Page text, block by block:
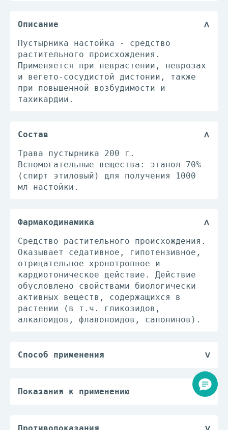
Описание
Пустырника настойка - средство
растительного происхождения.
Применяется при неврастении, неврозах
и вегето-сосудистой дистонии, также
при повышенной возбудимости и
тахикардии.
Состав
Трава пустырника 200 г.
Вспомогательные вещества: этанол 70%
(спирт этиловый) для получения 1000
мл настойки.
Фармакодинамика
Средство растительного происхождения.
Оказывает седативное, гипотензивное,
отрицательное хронотропное и
кардиотоническое действие. Действие
обусловлено свойствами биологически
активных веществ, содержащихся в
растении (в т.ч. гликозидов,
алкалоидов, флавоноидов, сапонинов).
Способ применения
Показания к применению
нарушениями сна; неврастения, неврозы